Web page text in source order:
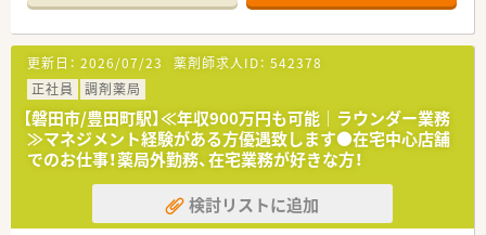
更新日： 2026/07/23 薬剤師求人ID： 542378
正社員
調剤薬局
【磐田市/豊田町駅】≪年収900万円も可能｜ラウンダー業務
≫マネジメント経験がある方優遇致します●在宅中心店舗
でのお仕事！薬局外勤務、在宅業務が好きな方！
検討リストに追加